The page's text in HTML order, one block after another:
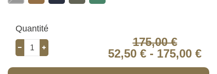
Quantité
175,00 €
52,50 € - 175,00 €